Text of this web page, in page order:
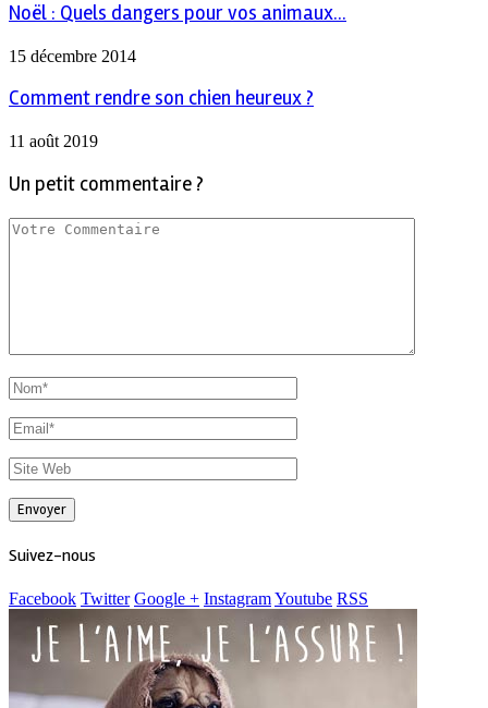
Noël : Quels dangers pour vos animaux...
15 décembre 2014
Comment rendre son chien heureux ?
11 août 2019
Un petit commentaire ?
Suivez-nous
Facebook Twitter Google + InstagramYoutube RSS